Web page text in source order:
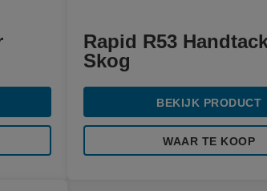
Rapid R53
Skog
BEKIJK PRODUCT
WAAR TE KOOP